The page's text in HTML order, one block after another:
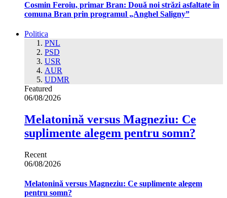
Cosmin Feroiu, primar Bran: Două noi străzi asfaltate în
comuna Bran prin programul „Anghel Saligny”
Politica
PNL
PSD
USR
AUR
UDMR
Featured
06/08/2026
Melatonină versus Magneziu: Ce
suplimente alegem pentru somn?
Recent
06/08/2026
Melatonină versus Magneziu: Ce suplimente alegem
pentru somn?